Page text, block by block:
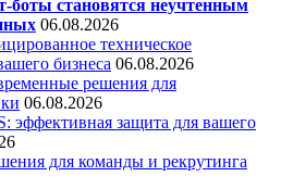
становятся неучтенным
06.08.2026
техническое
бизнеса 06.08.2026
решения для
06.08.2026
эффективная защита для вашего
для команды и рекрутинга